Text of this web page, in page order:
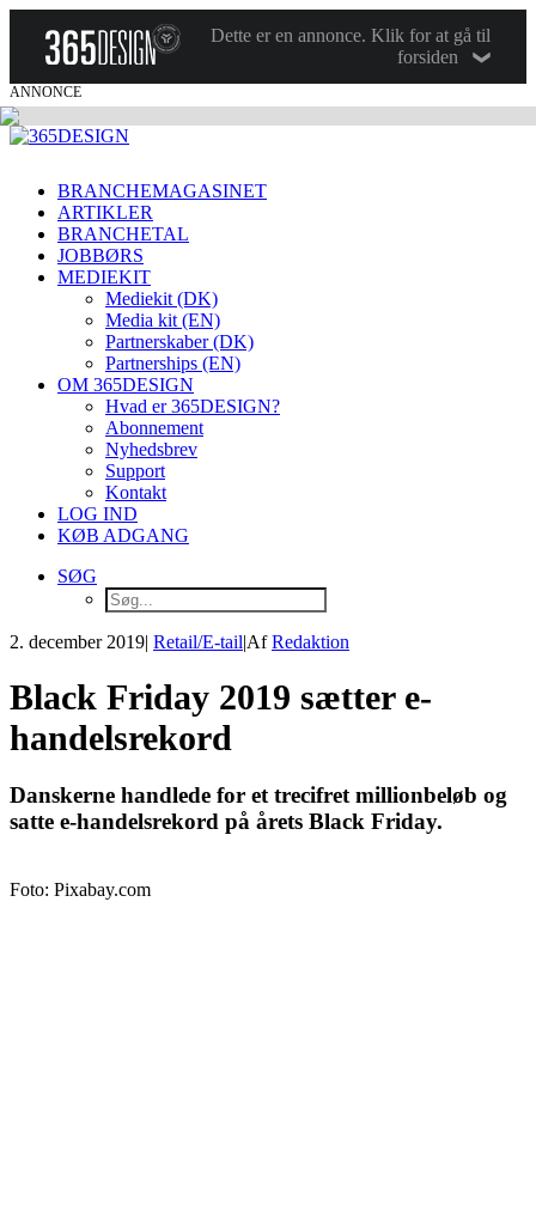
Dette er en annonce. Klik for at gå til
forsiden
ANNONCE
BRANCHEMAGASINET
ARTIKLER
BRANCHETAL
JOBBØRS
MEDIEKIT
Mediekit (DK)
Media kit (EN)
Partnerskaber (DK)
Partnerships (EN)
OM 365DESIGN
Hvad er 365DESIGN?
Abonnement
Nyhedsbrev
Support
Kontakt
LOG IND
KØB ADGANG
SØG
2. december 2019| Retail/E-tail|AfRedaktion
Black Friday 2019 sætter e-
handelsrekord
Danskerne handlede for et trecifret millionbeløb og
satte e-handelsrekord på årets Black Friday.
Foto: Pixabay.com